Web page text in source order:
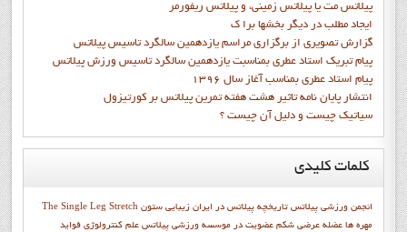
پیلاتس مت یا پیلاتس زمینی، و پیلاتس ریفورمر
ايجاد مطلب در ديگر بخشها برا ک
گزارش تصويري از برگزاري مراسم يازدهمين سالگرد تاسيس پيلاتس
پيام تبريک استاد عطري بمناسبت يازدهمين سالگرد تاسيس ورزش پيلاتس
پيام استاد عطري بمناسب آغاز سال 1396
انتشار پايان نامه تاثیر هشت هفته تمرین پیلاتس بر کورتیزول
سیاتیک چیست و دلیل آن چیست ؟
کلماتکلیدی
The Single Leg Stretch انجمن ورزشي پيلاتس تاریخچه پیلاتس در ایران زیبایی ستون
مهره ها عضله عرضی شکم عضويت در موسسه ورزشي پيلاتس علم کنترولوژي فواید